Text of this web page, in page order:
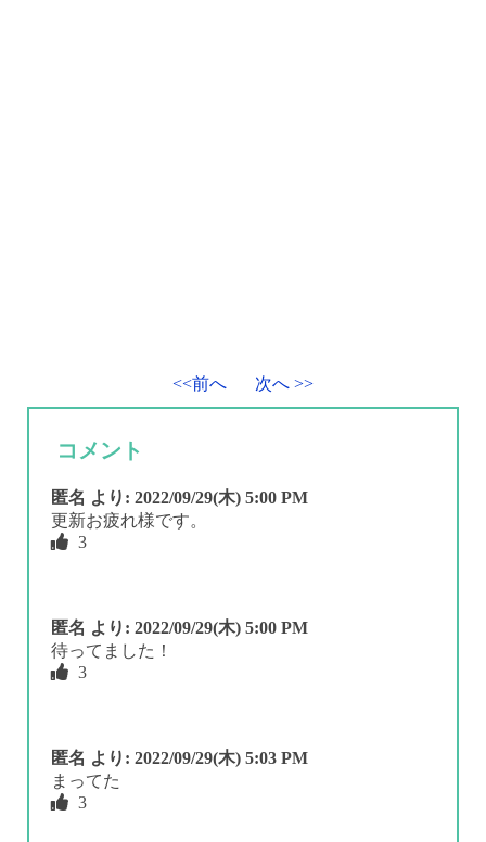
<<前へ 次へ >>
コメント
匿名 より: 2022/09/29(木) 5:00 PM
更新お疲れ様です。
3
匿名 より: 2022/09/29(木) 5:00 PM
待ってました！
3
匿名 より: 2022/09/29(木) 5:03 PM
まってた
3